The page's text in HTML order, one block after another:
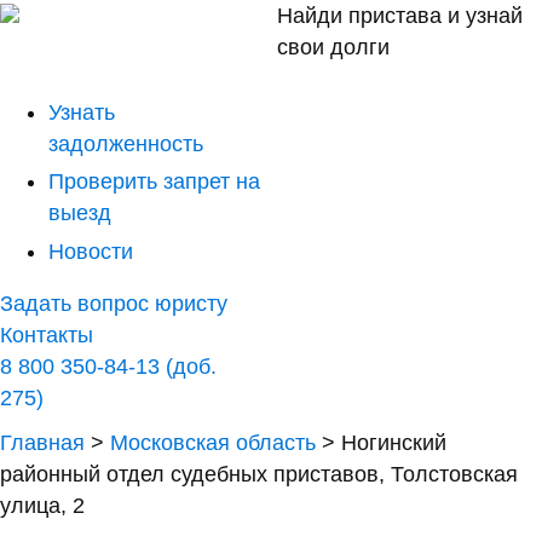
Найди пристава и узнай
свои долги
Узнать
задолженность
Проверить запрет на
выезд
Новости
Задать вопрос юристу
Контакты
8 800 350-84-13 (доб.
275)
Главная > Московская область > Ногинский
районный отдел судебных приставов, Толстовская
улица, 2